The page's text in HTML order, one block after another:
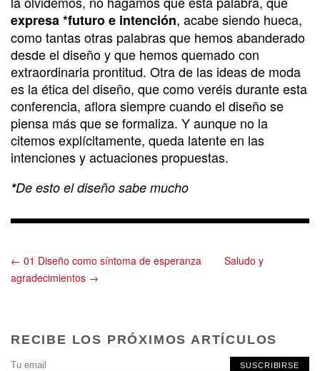
expresa *futuro e intención, acabe siendo hueca,
como tantas otras palabras que hemos abanderado
desde el diseño y que hemos quemado con
extraordinaria prontitud. Otra de las ideas de moda
es la ética del diseño, que como veréis durante esta
conferencia, aflora siempre cuando el diseño se
piensa más que se formaliza. Y aunque no la
citemos explícitamente, queda latente en las
intenciones y actuaciones propuestas.
*De esto el diseño sabe mucho
← 01 Diseño como síntoma de esperanza
Saludo y
agradecimientos →
RECIBE LOS PRÓXIMOS ARTÍCULOS
SUSCRIBIRSE